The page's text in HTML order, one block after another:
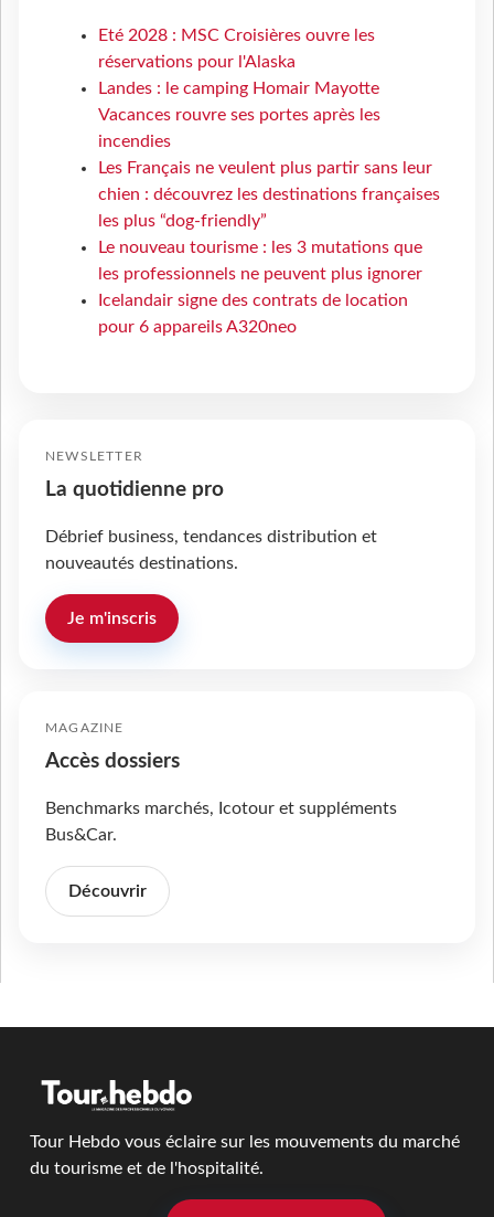
Eté 2028 : MSC Croisières ouvre les
réservations pour l'Alaska
Landes : le camping Homair Mayotte
Vacances rouvre ses portes après les
incendies
Les Français ne veulent plus partir sans leur
chien : découvrez les destinations françaises
les plus “dog-friendly”
Le nouveau tourisme : les 3 mutations que
les professionnels ne peuvent plus ignorer
Icelandair signe des contrats de location
pour 6 appareils A320neo
NEWSLETTER
La quotidienne pro
Débrief business, tendances distribution et
nouveautés destinations.
Je m'inscris
MAGAZINE
Accès dossiers
Benchmarks marchés, Icotour et suppléments
Bus&Car.
Découvrir
Tour Hebdo vous éclaire sur les mouvements du marché
du tourisme et de l'hospitalité.